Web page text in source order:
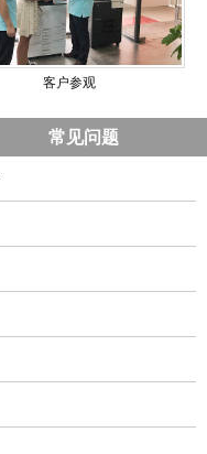
客户参观
常见问题